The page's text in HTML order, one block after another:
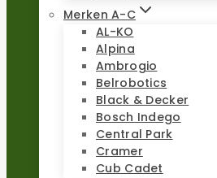
Merken A-C
AL-KO
Alpina
Ambrogio
Belrobotics
Black & Decker
Bosch Indego
Central Park
Cramer
Cub Cadet